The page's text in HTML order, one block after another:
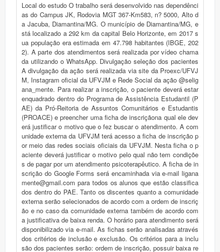
Local do estudo O trabalho será desenvolvido nas dependênci
as do Campus JK, Rodovia MGT 367-Km583, n? 5000, Alto d
a Jacuba, Diamantina/MG. O município de Diamantina/MG, e
stá localizado a 292 km da capital Belo Horizonte, em 2017 s
ua população era estimada em 47.798 habitantes (IBGE, 202
2). A parte dos atendimentos será realizada por vídeo chama
da utilizando o WhatsApp. Divulgação seleção dos pacientes
A divulgação da ação será realizada via site da Proexc/UFVJ
M, Instagram oficial da UFVJM e Rede Social da ação @selig
ana_mente. Para realizar a inscrição, o paciente deverá estar
enquadrado dentro do Programa de Assistência Estudantil (P
AE) da Pró-Reitoria de Assuntos Comunitários e Estudantis
(PROACE) e preencher uma ficha de inscriçãona qual ele dev
erá justificar o motivo que o fez buscar o atendimento. A com
unidade externa da UFVJM terá acesso a ficha de inscrição p
or meio das redes sociais oficiais da UFVJM. Nesta ficha o p
aciente deverá justificar o motivo pelo qual não tem condiçõe
s de pagar por um atendimento psicoterapêutico. A ficha de in
scrição do Google Forms será encaminhada via e-mail ligana
mente@gmail.com para todos os alunos que estão classifica
dos dentro do PAE. Tanto os discentes quanto a comunidade
externa serão selecionados de acordo com a ordem de inscriç
ão e no caso da comunidade externa também de acordo com
a justificativa de baixa renda. O horário para atendimento será
disponibilizado via e-mail. As fichas serão analisadas através
dos critérios de inclusão e exclusão. Os critérios para a inclu
são dos pacientes serão: ordem de inscrição, possuir baixa re